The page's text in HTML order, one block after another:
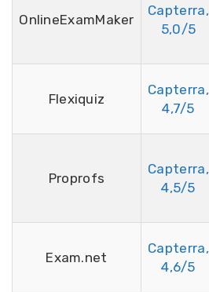
OnlineExamMaker
Capterra,
5,0/5
Flexiquiz
Capterra,
4,7/5
Proprofs
Capterra,
4,5/5
Exam.net
Capterra,
4,6/5